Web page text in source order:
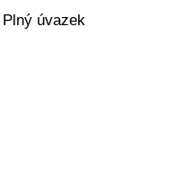
Plný úvazek